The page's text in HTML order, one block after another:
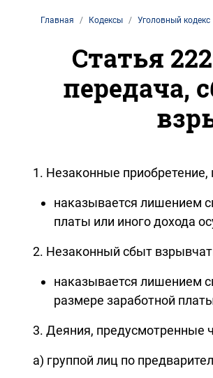
Главная Кодексы Уголовный кодекс
Статья
передача,
1. Незаконные
наказывается лишением
платы или иного дохода
2. Незаконный сбыт
наказывается лишением
размере заработной
3. Деяния, предусмотренные
а) группой лиц по